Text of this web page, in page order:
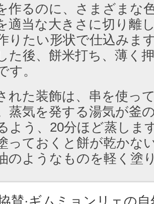
作るのに、さまざまな
適当な大きさに切り離
りたい形状で仕込みま
た後、餅米打ち、薄く
す。
れた装飾は、串を使っ
蒸気を発する湯気が釜
よう、20分ほど蒸しま
っておくと餅が乾かな
のようなものを軽く塗